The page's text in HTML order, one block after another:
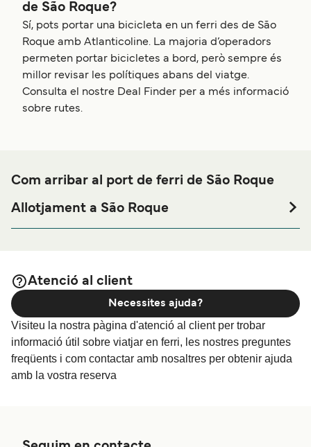
de São Roque?
Sí, pots portar una bicicleta en un ferri des de São
Roque amb Atlanticoline. La majoria d’operadors
permeten portar bicicletes a bord, però sempre és
millor revisar les polítiques abans del viatge.
Consulta el nostre Deal Finder per a més informació
sobre rutes.
Com arribar al port de ferri de São Roque
Allotjament a São Roque
Si vols passar una nit abans o després del teu viatge a
Allotjament a São Roque
allotjament i una de les seleccions més àmplies a internet.
Atenció al client
Visiteu la nostra pàgina d'atenció al client per trobar
informació útil sobre viatjar en ferri, les nostres preguntes
freqüents i com contactar amb nosaltres per obtenir ajuda
amb la vostra reserva
Necessites ajuda?